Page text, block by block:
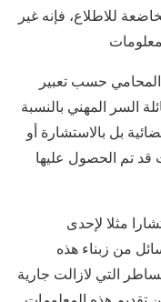
للاطلاع، فإنه غير
حسب تعبير
السر المهني بالنسبة
بل بالاستشارة أو
قد تم الحصول عليها
مثلا لإحدى
من زبناء هذه
التي لازالت جارية